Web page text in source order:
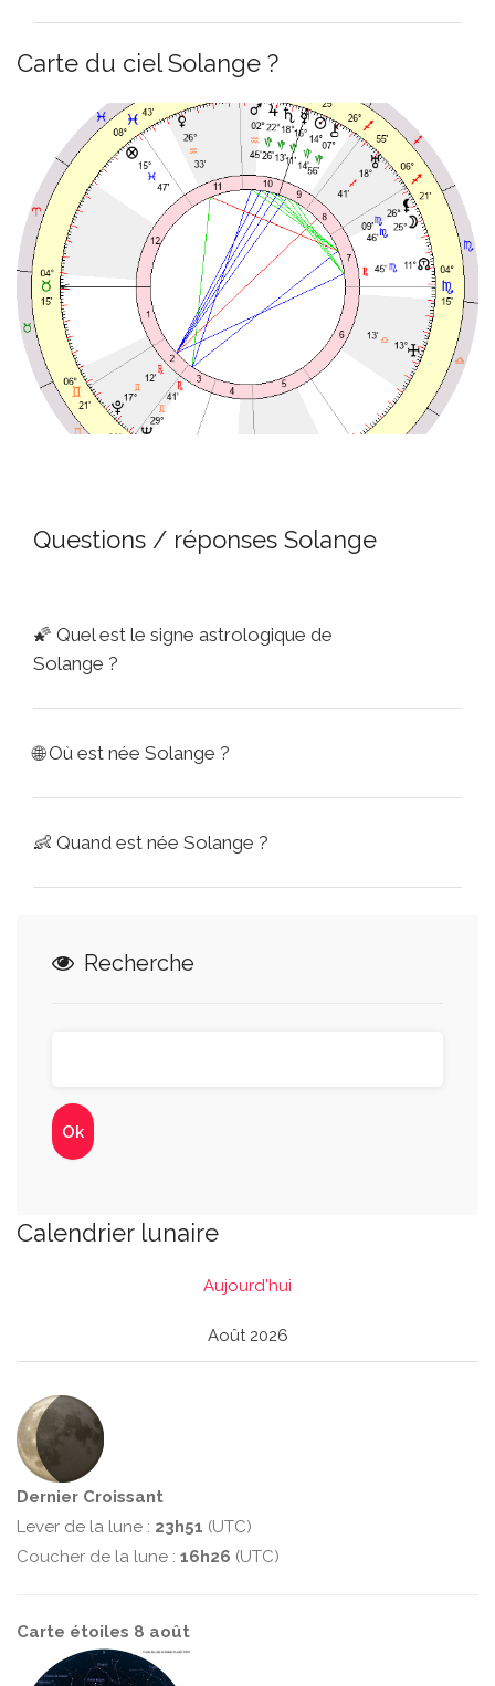
Carte du ciel Solange ?
Questions / réponses Solange
🌠 Quel est le signe astrologique de
Solange ?
🌐Où est née Solange ?
👶 Quand est née Solange ?
Recherche
Calendrier lunaire
Aujourd'hui
Août 2026
Dernier Croissant
Lever de la lune : 23h51 (UTC)
Coucher de la lune : 16h26 (UTC)
Carte étoiles 8 août